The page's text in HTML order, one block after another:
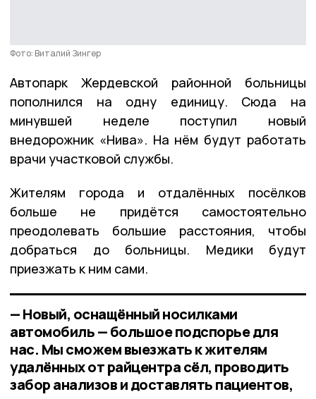
Фото: Виталий Зингер
Автопарк Жердевской районной больницы
пополнился на одну единицу. Сюда на
минувшей неделе поступил новый
внедорожник «Нива». На нём будут работать
врачи участковой службы.
Жителям города и отдалённых посёлков
больше не придётся самостоятельно
преодолевать большие расстояния, чтобы
добраться до больницы. Медики будут
приезжать к ним сами.
— Новый, оснащённый носилками
автомобиль — большое подспорье для
нас. Мы сможем выезжать к жителям
удалённых от райцентра сёл, проводить
забор анализов и доставлять пациентов,